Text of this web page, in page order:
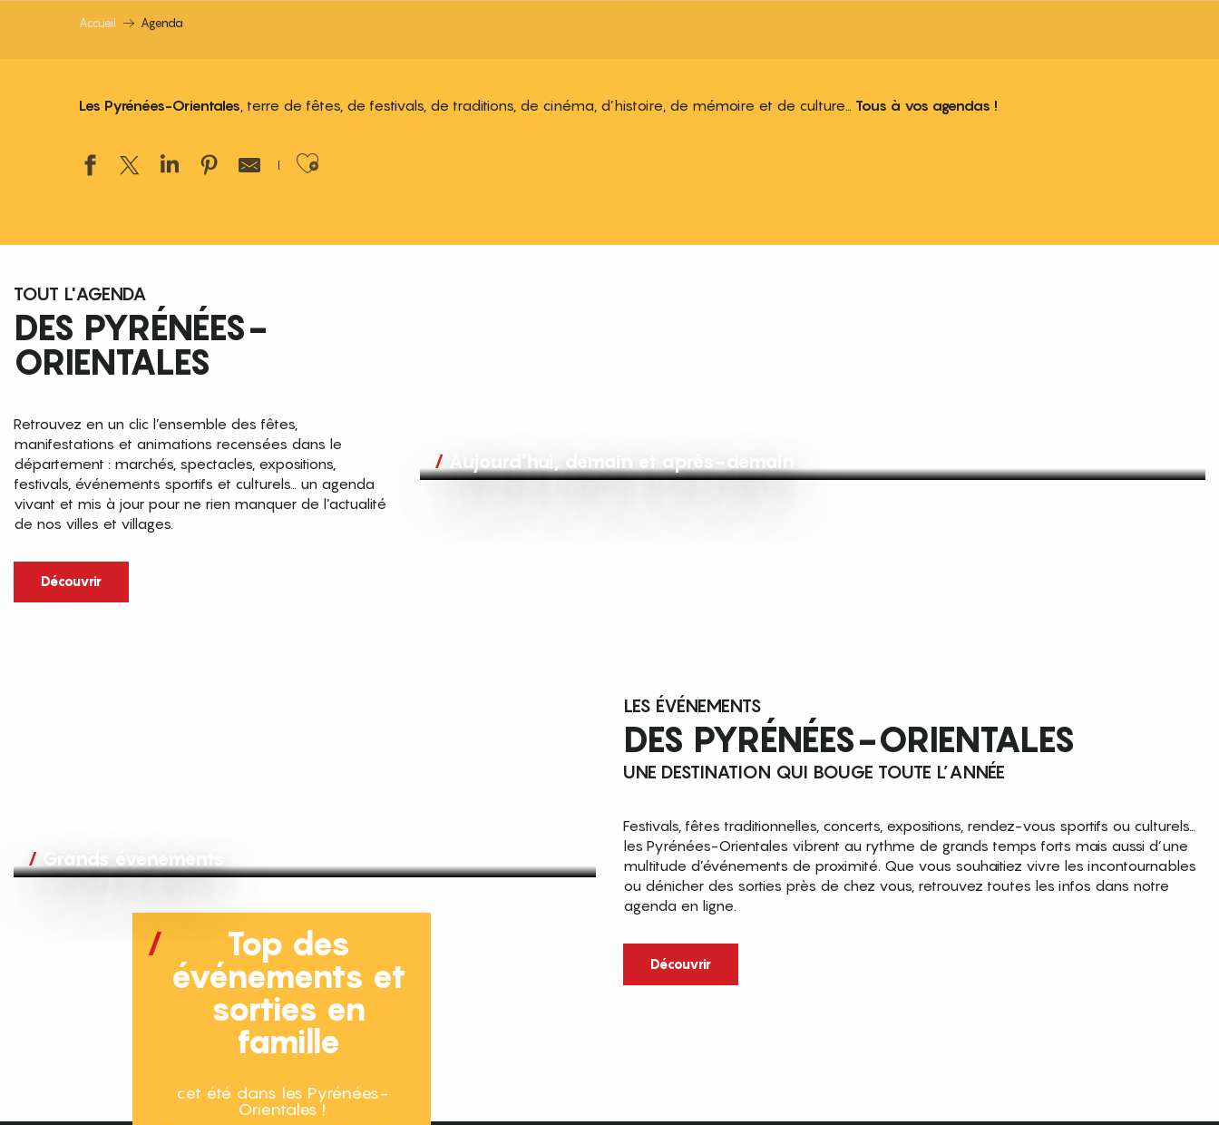
Accueil Agenda
Les Pyrénées-Orientales, terre de fêtes, de festivals, de traditions, de cinéma, d’histoire, de mémoire et de culture… Tous à vos agendas !
Ajouter aux favoris
TOUT L'AGENDA
DES PYRÉNÉES-
ORIENTALES
Retrouvez en un clic l’ensemble des fêtes,
manifestations et animations recensées dans le
département : marchés, spectacles, expositions,
festivals, événements sportifs et culturels… un agenda
vivant et mis à jour pour ne rien manquer de l’actualité
de nos villes et villages.
Découvrir
Aujourd’hui, demain et après-demain
Grands événements
LES ÉVÉNEMENTS
DES PYRÉNÉES-ORIENTALES
UNE DESTINATION QUI BOUGE TOUTE L’ANNÉE
Festivals, fêtes traditionnelles, concerts, expositions, rendez-vous sportifs ou culturels…
les Pyrénées-Orientales vibrent au rythme de grands temps forts mais aussi d’une
multitude d’événements de proximité. Que vous souhaitiez vivre les incontournables
ou dénicher des sorties près de chez vous, retrouvez toutes les infos dans notre
agenda en ligne.
Découvrir
Top des
événements et
sorties en
famille
cet été dans les Pyrénées-
Orientales !